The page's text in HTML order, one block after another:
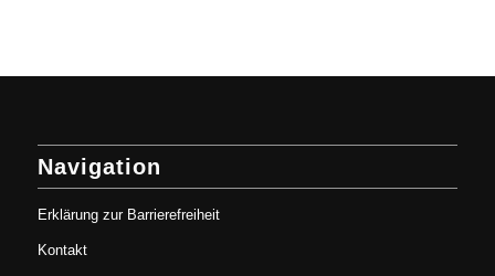
Navigation
Erklärung zur Barrierefreiheit
Kontakt